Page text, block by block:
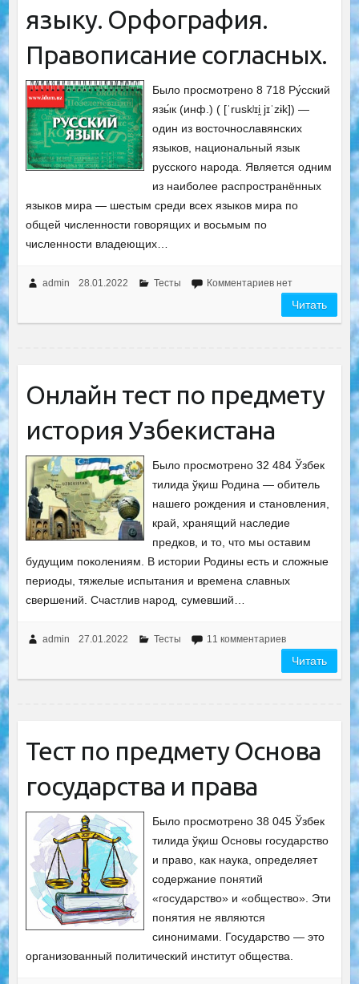
языку. Орфография.
Правописание согласных.
Было просмотрено 8 718 Ру́сский
язы́к (инф.) ( [ˈruskʲɪi̯ jɪˈzɨk]) —
один из восточнославянских
языков, национальный язык
русского народа. Является одним
из наиболее распространённых
языков мира — шестым среди всех языков мира по
общей численности говорящих и восьмым по
численности владеющих…
admin 28.01.2022 Тесты Комментариев нет
Читать
Онлайн тест по предмету
история Узбекистана
Было просмотрено 32 484 Ўзбек
тилида ўқиш Родина — обитель
нашего рождения и становления,
край, хранящий наследие
предков, и то, что мы оставим
будущим поколениям. В истории Родины есть и сложные
периоды, тяжелые испытания и времена славных
свершений. Счастлив народ, сумевший…
admin 27.01.2022 Тесты 11 комментариев
Читать
Тест по предмету Основа
государства и права
Было просмотрено 38 045 Ўзбек
тилида ўқиш Основы государство
и право, как наука, определяет
содержание понятий
«государство» и «общество». Эти
понятия не являются
синонимами. Государство — это
организованный политический институт общества.